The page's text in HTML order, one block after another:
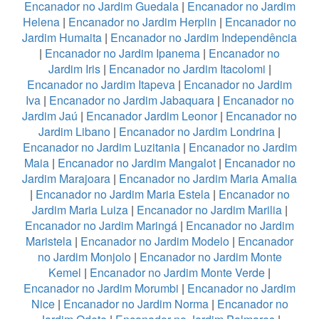
Encanador no Jardim Guedala| Encanador no Jardim
Helena | Encanador no Jardim Herplin | Encanador no
Jardim Humaita | Encanador no Jardim Independência
| Encanador no Jardim Ipanema | Encanador no
Jardim Iris| Encanador no Jardim Itacolomi |
Encanador no Jardim Itapeva | Encanador no Jardim
Iva| Encanador no Jardim Jabaquara| Encanador no
Jardim Jaú | Encanador Jardim Leonor| Encanador no
Jardim Libano | Encanador no Jardim Londrina |
Encanador no Jardim Luzitania| Encanador no Jardim
Maia| Encanador no Jardim Mangalot| Encanador no
Jardim Marajoara | Encanador no Jardim Maria Amalia
| Encanador no Jardim Maria Estela| Encanador no
Jardim Maria Luiza| Encanador no Jardim Marilia|
Encanador no Jardim Maringá | Encanador no Jardim
Maristela | Encanador no Jardim Modelo | Encanador
no Jardim Monjolo| Encanador no Jardim Monte
Kemel | Encanador no Jardim Monte Verde |
Encanador no Jardim Morumbi | Encanador no Jardim
Nice| Encanador no Jardim Norma| Encanador no